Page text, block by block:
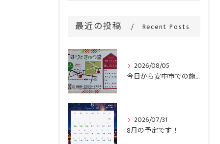
最近の投稿 Recent Posts
2026/08/05
今日から安中市での施術がスタートです！
2026/07/31
8月の予定です！